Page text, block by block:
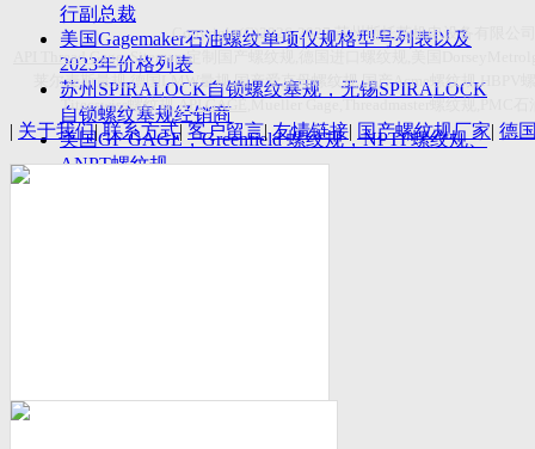
付数量首超空客
行副总裁
美国Gagemaker石油螺纹单项仪规格型号列表以及
2023年价格列表
苏州SPIRALOCK自锁螺纹塞规，无锡SPIRALOCK
自锁螺纹塞规经销商
美国GF GAGE，Greenfield 螺纹规，NPTF螺纹规、
ANPT螺纹规
Copyright(C)2026-2027苏州斯托茨机电设备有限公司
API Thread Gage, Sitemap,定制国产螺纹规
莱尔麦斯量规,德国 LMW量规,国产爱克母螺纹规 ,国产Acme 螺纹规,HBPV
Titecswiss螺纹规 ,API GAGE
| 关于我们|联系方式| 客户留言|友情链接| 国产螺纹规厂家| 德